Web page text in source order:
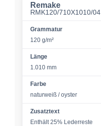
Remake
RMK120/710X1010/04
Grammatur
120 g/m²
Länge
1.010 mm
Farbe
naturweiß / oyster
Zusatztext
Enthält 25% Lederreste